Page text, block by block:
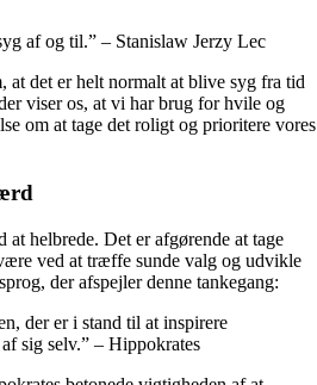
af og til.” – Stanislaw Jerzy Lec
at det er helt normalt at blive syg fra tid
viser os, at vi har brug for hvile og
om at tage det roligt og prioritere vores
at helbrede. Det er afgørende at tage
ved at træffe sunde valg og udvikle
der afspejler denne tankegang:
der er i stand til at inspirere
sig selv.” – Hippokrates